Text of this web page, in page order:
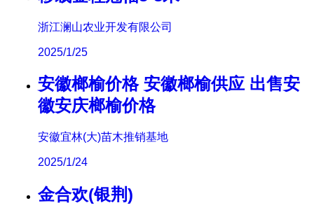
浙江澜山农业开发有限公司
2025/1/25
安徽榔榆价格 安徽榔榆供应 出售安
徽安庆榔榆价格
安徽宜林(大)苗木推销基地
2025/1/24
金合欢(银荆)